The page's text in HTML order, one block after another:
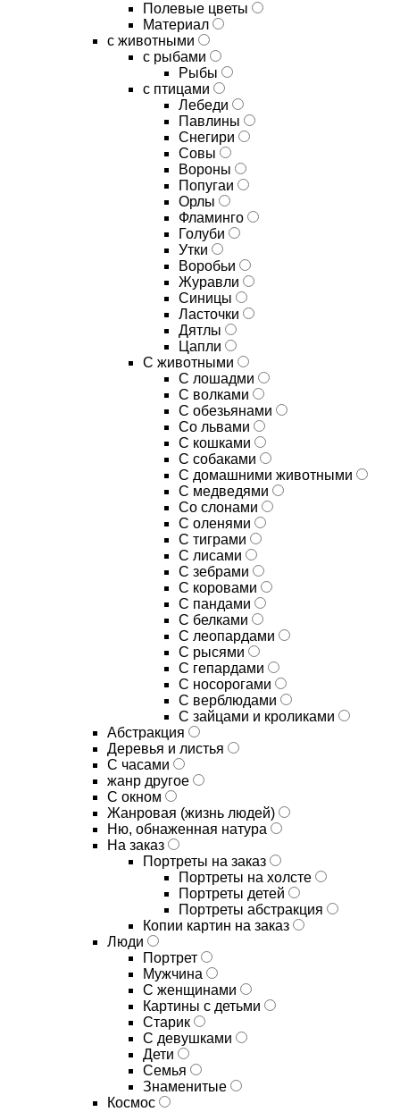
Полевые цветы
Материал
с животными
с рыбами
Рыбы
с птицами
Лебеди
Павлины
Снегири
Совы
Вороны
Попугаи
Орлы
Фламинго
Голуби
Утки
Воробьи
Журавли
Синицы
Ласточки
Дятлы
Цапли
С животными
С лошадми
С волками
С обезьянами
Со львами
С кошками
С собаками
С домашними животными
С медведями
Со слонами
С оленями
С тиграми
С лисами
С зебрами
С коровами
С пандами
С белками
С леопардами
С рысями
С гепардами
С носорогами
С верблюдами
С зайцами и кроликами
Абстракция
Деревья и листья
С часами
жанр другое
С окном
Жанровая (жизнь людей)
Ню, обнаженная натура
На заказ
Портреты на заказ
Портреты на холсте
Портреты детей
Портреты абстракция
Копии картин на заказ
Люди
Портрет
Мужчина
С женщинами
Картины с детьми
Старик
С девушками
Дети
Семья
Знаменитые
Космос